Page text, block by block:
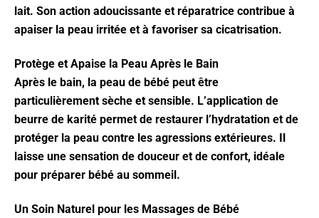
lait. Son action adoucissante et réparatrice contribue à
apaiser la peau irritée et à favoriser sa cicatrisation.
Protège et Apaise la Peau Après le Bain
Après le bain, la peau de bébé peut être
particulièrement sèche et sensible. L’application de
beurre de karité permet de restaurer l’hydratation et de
protéger la peau contre les agressions extérieures. Il
laisse une sensation de douceur et de confort, idéale
pour préparer bébé au sommeil.
Un Soin Naturel pour les Massages de Bébé